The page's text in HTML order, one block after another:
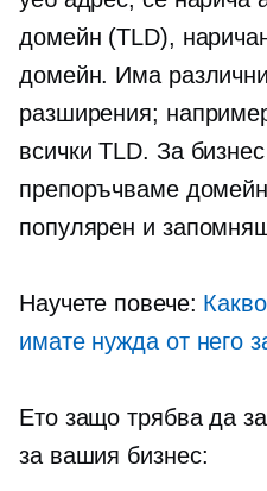
домейн (TLD),
домейн. Има
разширения;
всички TLD. За
препоръчваме
популярен и
Научете повече:
имате нужда от него
Ето защо трябва да
за вашия бизнес: